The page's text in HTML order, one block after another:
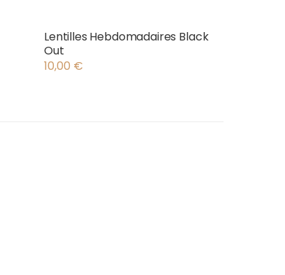
Lentilles Hebdomadaires Black
Out
10,00 €